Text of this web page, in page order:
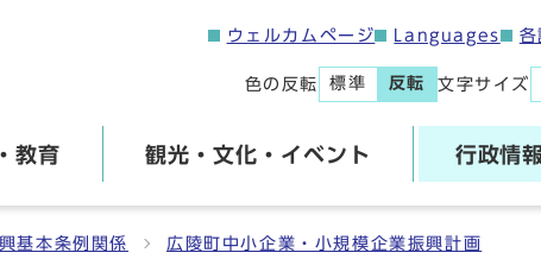
ウェルカムページ Languages 各
色の反転 標準 反転 文字サイズ
教育 観光・文化・イベント 行政情報
基本条例関係 広陵町中小企業・小規模企業振興計画